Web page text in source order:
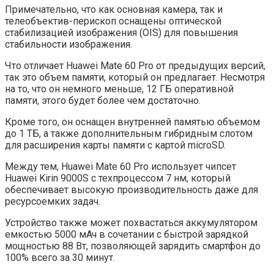
Примечательно, что как основная камера, так и
телеобъектив-перископ оснащены оптической
стабилизацией изображения (OIS) для повышения
стабильности изображения.
Что отличает Huawei Mate 60 Pro от предыдущих версий,
так это объем памяти, который он предлагает. Несмотря
на то, что он немного меньше, 12 ГБ оперативной
памяти, этого будет более чем достаточно.
Кроме того, он оснащен внутренней памятью объемом
до 1 ТБ, а также дополнительным гибридным слотом
для расширения карты памяти с картой microSD.
Между тем, Huawei Mate 60 Pro использует чипсет
Huawei Kirin 9000S с техпроцессом 7 нм, который
обеспечивает высокую производительность даже для
ресурсоемких задач.
Устройство также может похвастаться аккумулятором
емкостью 5000 мАч в сочетании с быстрой зарядкой
мощностью 88 Вт, позволяющей зарядить смартфон до
100% всего за 30 минут.